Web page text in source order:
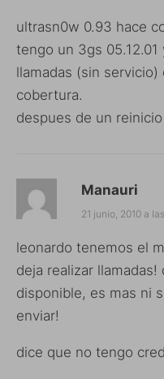
ultrasn0w 0.93 hace
tengo un 3gs
llamadas (sin
cobertura.
despues de un
Manauri
21 junio, 2010 a
leonardo tenemos el
deja realizar
disponible, es mas ni
enviar!
dice que no tengo